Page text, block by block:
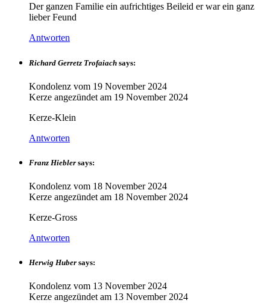
Der ganzen Familie ein aufrichtiges Beileid er war ein ganz
lieber Feund
Antworten
Richard Gerretz Trofaiach says:
Kondolenz vom 19 November 2024
Kerze angezündet am 19 November 2024
Kerze-Klein
Antworten
Franz Hiebler says:
Kondolenz vom 18 November 2024
Kerze angezündet am 18 November 2024
Kerze-Gross
Antworten
Herwig Huber says:
Kondolenz vom 13 November 2024
Kerze angezündet am 13 November 2024